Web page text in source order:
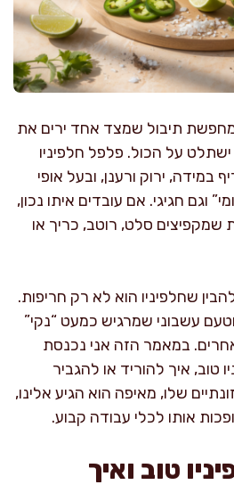
תיבול שמצד אחד ירים את
על הכול. פלפל חלפיניו
במידה, ירוק ורענן, ובעל אופי
וגם חגיגי. אם עובדים איתו נכון,
שמקפיצים סלט, רוטב, כריך או
שחלפיניו הוא לא רק חריפות.
עשבוני שמרגיש כמעט “נקי”
במאמר הזה אני נכנסת
טוב, איך להוריד או להגביר
שלו, מאיפה הוא הגיע אלינו,
אותו לכלי עבודה קבוע.
טוב ואיך